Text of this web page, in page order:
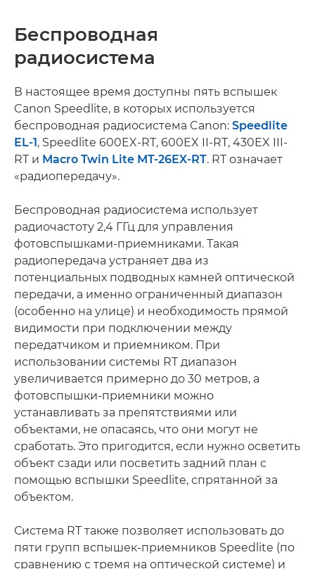
Беспроводная
радиосистема
В настоящее время доступны пять вспышек
Canon Speedlite, в которых используется
беспроводная радиосистема Canon: Speedlite
EL-1, Speedlite 600EX-RT, 600EX II-RT, 430EX III-
RT и Macro Twin Lite MT-26EX-RT. RT означает
«радиопередачу».
Беспроводная радиосистема использует
радиочастоту 2,4 ГГц для управления
фотовспышками-приемниками. Такая
радиопередача устраняет два из
потенциальных подводных камней оптической
передачи, а именно ограниченный диапазон
(особенно на улице) и необходимость прямой
видимости при подключении между
передатчиком и приемником. При
использовании системы RT диапазон
увеличивается примерно до 30 метров, а
фотовспышки-приемники можно
устанавливать за препятствиями или
объектами, не опасаясь, что они могут не
сработать. Это пригодится, если нужно осветить
объект сзади или посветить задний план с
помощью вспышки Speedlite, спрятанной за
объектом.
Система RT также позволяет использовать до
пяти групп вспышек-приемников Speedlite (по
сравнению с тремя на оптической системе) и